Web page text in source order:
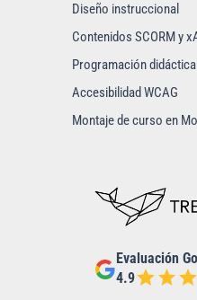
Diseño instruccional
Contenidos SCORM y
Programación didáctica
Accesibilidad WCAG
Montaje de curso en
Evaluación
4.9